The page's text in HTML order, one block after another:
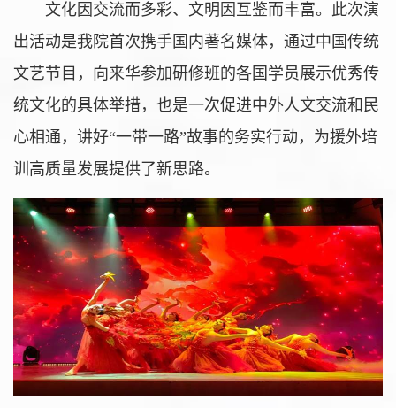
文化因交流而多彩、文明因互鉴而丰富。此次演
出活动是我院首次携手国内著名媒体，通过中国传统
文艺节目，向来华参加研修班的各国学员展示优秀传
统文化的具体举措，也是一次促进中外人文交流和民
心相通，讲好“一带一路”故事的务实行动，为援外培
训高质量发展提供了新思路。